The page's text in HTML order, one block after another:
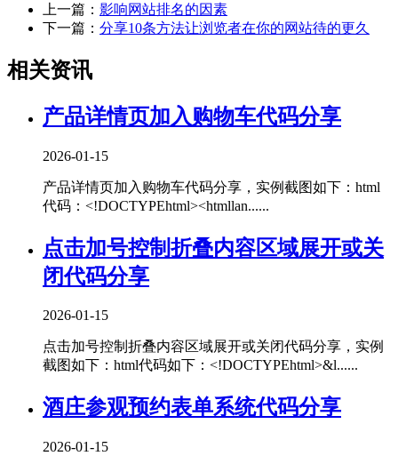
上一篇： 影响网站排名的因素
下一篇： 分享10条方法让浏览者在你的网站待的更久
相关资讯
产品详情页加入购物车代码分享
2026-01-15
产品详情页加入购物车代码分享，实例截图如下：html
代码：<!DOCTYPEhtml><htmllan......
点击加号控制折叠内容区域展开或关
闭代码分享
2026-01-15
点击加号控制折叠内容区域展开或关闭代码分享，实例
截图如下：html代码如下：<!DOCTYPEhtml>&l......
酒庄参观预约表单系统代码分享
2026-01-15